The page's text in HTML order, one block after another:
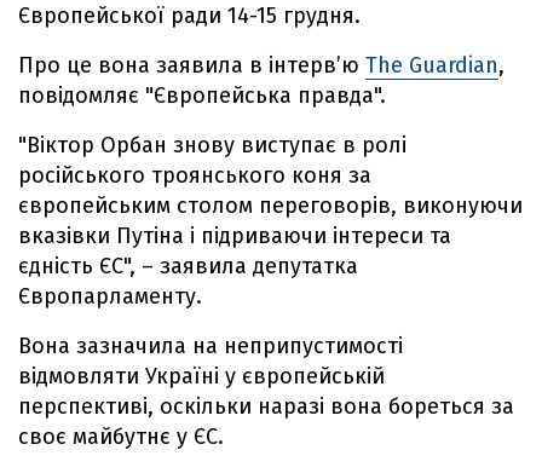
Європейської ради 14-15 грудня.
Про це вона заявила в інтерв’ю The Guardian,
повідомляє "Європейська правда".
"Віктор Орбан знову виступає в ролі
російського троянського коня за
європейським столом переговорів, виконуючи
вказівки Путіна і підриваючи інтереси та
єдність ЄС", – заявила депутатка
Європарламенту.
Вона зазначила на неприпустимості
відмовляти Україні у європейській
перспективі, оскільки наразі вона бореться за
своє майбутнє у ЄС.